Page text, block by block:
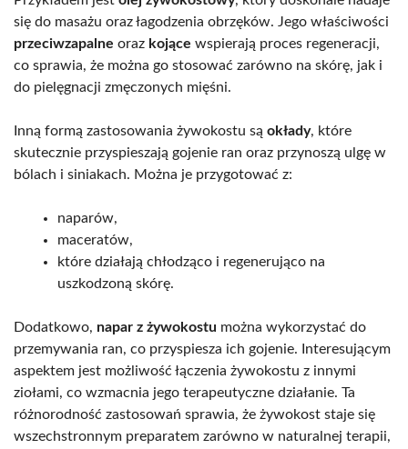
się do masażu oraz łagodzenia obrzęków. Jego właściwości
przeciwzapalne oraz kojące wspierają proces regeneracji,
co sprawia, że można go stosować zarówno na skórę, jak i
do pielęgnacji zmęczonych mięśni.
Inną formą zastosowania żywokostu są okłady, które
skutecznie przyspieszają gojenie ran oraz przynoszą ulgę w
bólach i siniakach. Można je przygotować z:
naparów,
maceratów,
które działają chłodząco i regenerująco na
uszkodzoną skórę.
Dodatkowo, napar z żywokostu można wykorzystać do
przemywania ran, co przyspiesza ich gojenie. Interesującym
aspektem jest możliwość łączenia żywokostu z innymi
ziołami, co wzmacnia jego terapeutyczne działanie. Ta
różnorodność zastosowań sprawia, że żywokost staje się
wszechstronnym preparatem zarówno w naturalnej terapii,